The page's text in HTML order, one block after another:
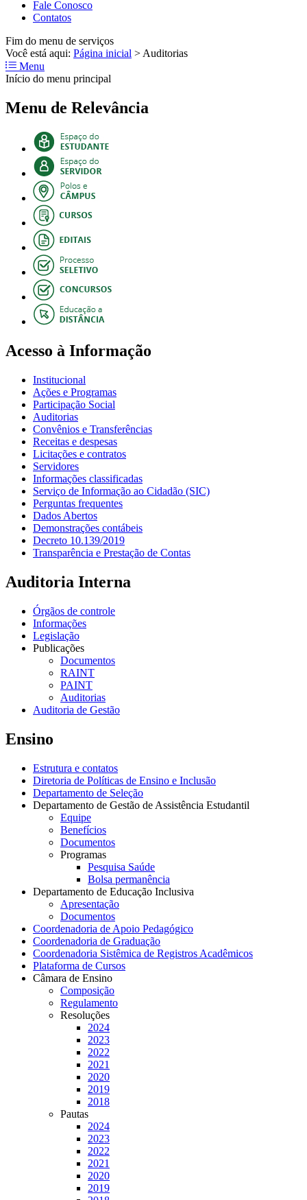
Fale Conosco
Contatos
Fim do menu de serviços
Você está aqui: Página inicial > Auditorias
Menu
Início do menu principal
Menu de Relevância
Acesso à Informação
Institucional
Ações e Programas
Participação Social
Auditorias
Convênios e Transferências
Receitas e despesas
Licitações e contratos
Servidores
Informações classificadas
Serviço de Informação ao Cidadão (SIC)
Perguntas frequentes
Dados Abertos
Demonstrações contábeis
Decreto 10.139/2019
Transparência e Prestação de Contas
Auditoria Interna
Órgãos de controle
Informações
Legislação
Publicações
Documentos
RAINT
PAINT
Auditorias
Auditoria de Gestão
Ensino
Estrutura e contatos
Diretoria de Políticas de Ensino e Inclusão
Departamento de Seleção
Departamento de Gestão de Assistência Estudantil
Equipe
Benefícios
Documentos
Programas
Pesquisa Saúde
Bolsa permanência
Departamento de Educação Inclusiva
Apresentação
Documentos
Coordenadoria de Apoio Pedagógico
Coordenadoria de Graduação
Coordenadoria Sistêmica de Registros Acadêmicos
Plataforma de Cursos
Câmara de Ensino
Composição
Regulamento
Resoluções
2024
2023
2022
2021
2020
2019
2018
Pautas
2024
2023
2022
2021
2020
2019